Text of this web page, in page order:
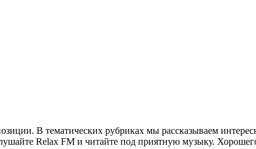
В тематических рубриках мы рассказываем
Relax FM и читайте под приятную музыку.